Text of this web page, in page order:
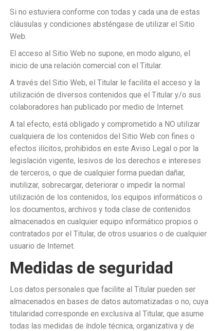
Si no estuviera conforme con todas y cada una de estas
cláusulas y condiciones absténgase de utilizar el Sitio
Web.
El acceso al Sitio Web no supone, en modo alguno, el
inicio de una relación comercial con el Titular.
A través del Sitio Web, el Titular le facilita el acceso y la
utilización de diversos contenidos que el Titular y/o sus
colaboradores han publicado por medio de Internet.
A tal efecto, está obligado y comprometido a NO utilizar
cualquiera de los contenidos del Sitio Web con fines o
efectos ilícitos, prohibidos en este Aviso Legal o por la
legislación vigente, lesivos de los derechos e intereses
de terceros, o que de cualquier forma puedan dañar,
inutilizar, sobrecargar, deteriorar o impedir la normal
utilización de los contenidos, los equipos informáticos o
los documentos, archivos y toda clase de contenidos
almacenados en cualquier equipo informático propios o
contratados por el Titular, de otros usuarios o de cualquier
usuario de Internet.
Medidas de seguridad
Los datos personales que facilite al Titular pueden ser
almacenados en bases de datos automatizadas o no, cuya
titularidad corresponde en exclusiva al Titular, que asume
todas las medidas de índole técnica, organizativa y de